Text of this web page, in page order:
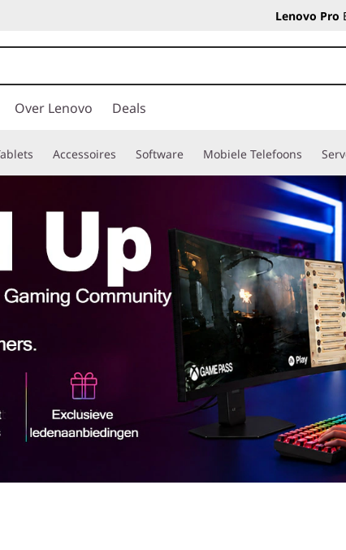
Lenovo Pro
Over Lenovo Deals
Accessoires Software Mobiele Telefoons